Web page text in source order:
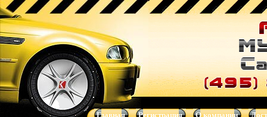
Купить Clarion VX401E - Мультимедиа - автоакустика,
навигационные системы от Clarion, Mystery, Kicker, Prology,
Главная Регистрация О компании